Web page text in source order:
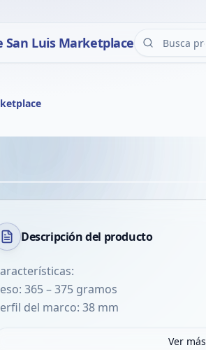
San Luis Marketplace
Descripción del producto
365 – 375 gramos
del marco: 38 mm
Ver más